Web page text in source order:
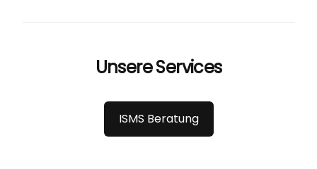
Unsere Services
ISMS Beratung